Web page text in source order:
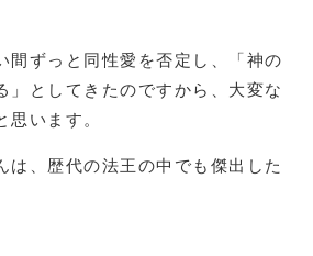
間ずっと同性愛を否定し、「神の
」としてきたのですから、大変な
います。
は、歴代の法王の中でも傑出した